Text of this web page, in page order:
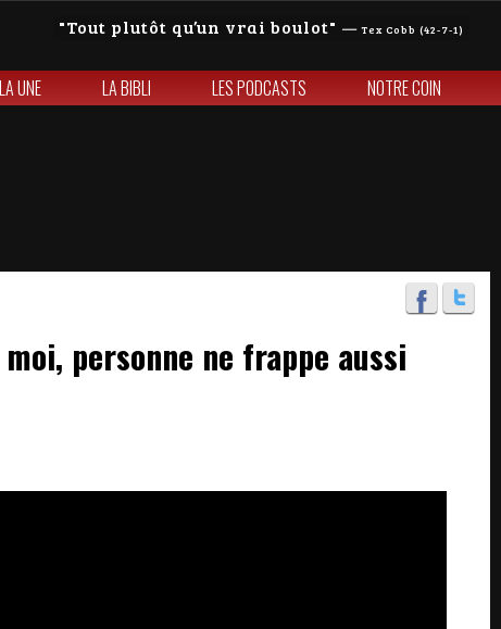
Tout plutôt qu’un vrai boulot — Tex Cobb (42-7-1)
UNE LA BIBLI LES PODCASTS NOTRE COIN
personne ne frappe aussi